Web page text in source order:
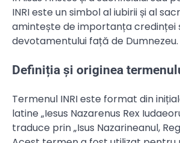
INRI este un simbol al iubirii și al
amintește de importanța credinței
devotamentului față de Dumnezeu.
Definiția și originea
Termenul INRI este format din
latine „Iesus Nazarenus Rex
traduce prin „Isus Nazarineanul,